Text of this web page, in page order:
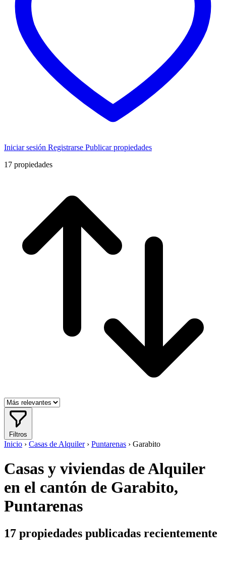
Iniciar sesión Registrarse Publicar propiedades
17 propiedades
Filtros
Inicio › Casas de Alquiler › Puntarenas › Garabito
Casas y viviendas de Alquiler
en el cantón de Garabito,
Puntarenas
17 propiedades publicadas recientemente